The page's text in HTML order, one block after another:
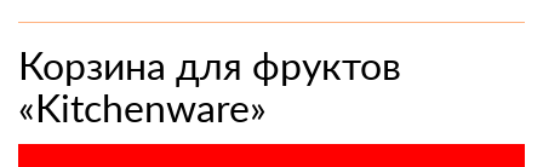
Корзина для фруктов
«Kitchenware»